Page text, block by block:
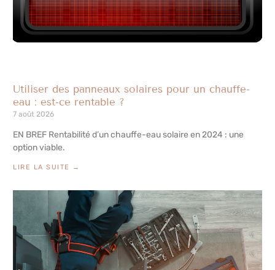
Utiliser des panneaux solaires pour un chauffe-
eau : est-ce rentable ?
7 août 2026
EN BREF Rentabilité d’un chauffe-eau solaire en 2024 : une
option viable.
LIRE LA SUITE →